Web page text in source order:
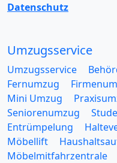
Datenschutz
Umzugsservice
Umzugsservice
Fernumzug
Mini Umzug
Seniorenumzug
Entrümpelung
Möbellift
Möbelmitfahrzentrale